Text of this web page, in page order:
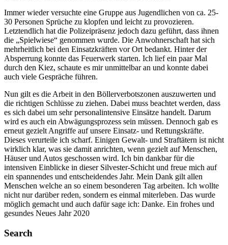
Immer wieder versuchte eine Gruppe aus Jugendlichen von ca. 25-
30 Personen Sprüche zu klopfen und leicht zu provozieren.
Letztendlich hat die Polizeipräsenz jedoch dazu geführt, dass ihnen
die „Spielwiese“ genommen wurde. Die Anwohnerschaft hat sich
mehrheitlich bei den Einsatzkräften vor Ort bedankt. Hinter der
Absperrung konnte das Feuerwerk starten. Ich lief ein paar Mal
durch den Kiez, schaute es mir unmittelbar an und konnte dabei
auch viele Gespräche führen.
Nun gilt es die Arbeit in den Böllerverbotszonen auszuwerten und
die richtigen Schlüsse zu ziehen. Dabei muss beachtet werden, dass
es sich dabei um sehr personalintensive Einsätze handelt. Darum
wird es auch ein Abwägungsprozess sein müssen. Dennoch gab es
erneut gezielt Angriffe auf unsere Einsatz- und Rettungskräfte.
Dieses verurteile ich scharf. Einigen Gewalt- und Straftätern ist nicht
wirklich klar, was sie damit anrichten, wenn gezielt auf Menschen,
Häuser und Autos geschossen wird. Ich bin dankbar für die
intensiven Einblicke in dieser Silvester-Schicht und freue mich auf
ein spannendes und entscheidendes Jahr. Mein Dank gilt allen
Menschen welche an so einem besonderen Tag arbeiten. Ich wollte
nicht nur darüber reden, sondern es einmal miterleben. Das wurde
möglich gemacht und auch dafür sage ich: Danke. Ein frohes und
gesundes Neues Jahr 2020
Search